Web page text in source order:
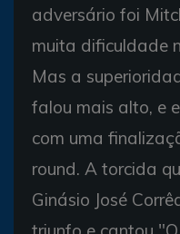
adversário foi
muita dificuldade
Mas a
falou mais alto, e
com uma
round. A torcida
Ginásio José